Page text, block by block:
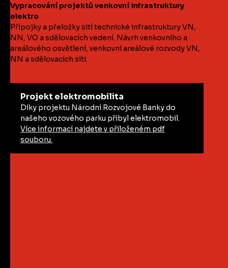
Vypracování projektů venkovní infrastruktury
elektro
Přípojky a přeložky sítí technické infrastruktury VN,
NN, VO a sdělovacích vedení. Návrh venkovního a
areálového osvětlení, venkovní areálové rozvody VN,
NN a sdělovacích sítí.
Projekt elektromobilita
Díky projektu Národní Rozvojové Banky do
našeho vozového parku přibyl elektromobil.
Více informací najdete v přiloženém pdf
souboru.